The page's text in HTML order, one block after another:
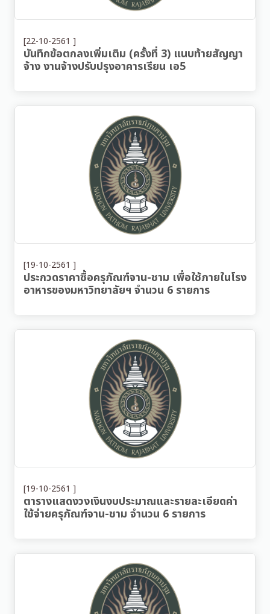
[22-10-2561 ]
บันทึกข้อตกลงเพิ่มเติม (ครั้งที่ 3) แนบท้ายสัญญา
จ้าง งานจ้างปรับปรุงอาคารเรียน เอ5
[19-10-2561 ]
ประกวดราคาซื้อครุภัณฑ์จาน-ชาม เพื่อใช้ภายในโรง
อาหารของมหาวิทยาลัยฯ จำนวน 6 รายการ
[19-10-2561 ]
ตารางแสดงวงเงินงบประมาณและรายละเอียดค่า
ใช้จ่ายครุภัณฑ์จาน-ชาม จำนวน 6 รายการ